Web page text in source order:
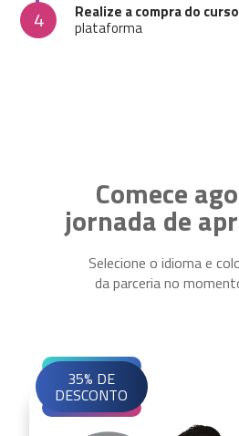
4 Realize a compra do curso
plataforma
Comece
jornada de
Selecione o idioma e
da parceria no
35% DE
DESCONTO